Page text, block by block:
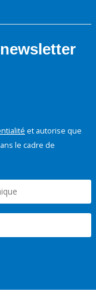
et autorise que
le cadre de